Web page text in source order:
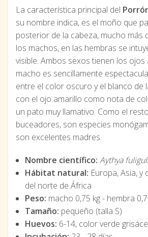
La característica principal del
su nombre indica, es el moño que
posterior de la cabeza, mucho más
los machos, en las hembras se
visible. Ambos sexos tienen los ojos
macho es sencillamente
entre el color oscuro y el blanco de
con el ojo amarillo como nota de
un pato muy llamativo. Como el
buceadores, son especies
son excelentes madres.
Nombre científico: Aythya
Hábitat natural: Europa, Asia, y
del norte de África
Peso: macho 0,75 kg - hembra
Tamaño: pequeño (talla S)
Huevos: 6-14, color verde